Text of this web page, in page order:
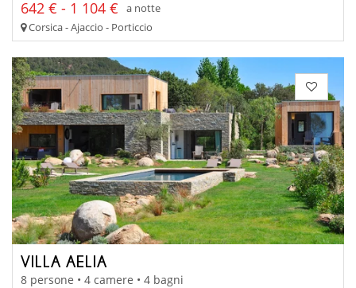
642 € - 1 104 €
a notte
Corsica - Ajaccio - Porticcio
VILLA AELIA
8 persone • 4 camere • 4 bagni